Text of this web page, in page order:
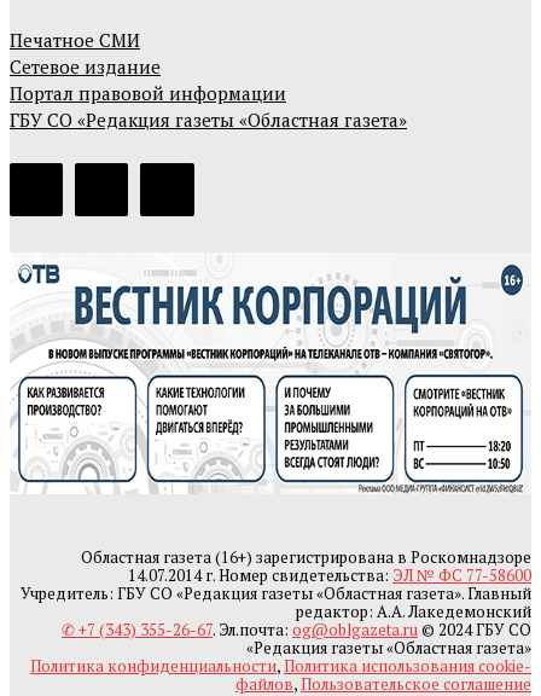
Печатное СМИ
Сетевое издание
Портал правовой информации
ГБУ СО «Редакция газеты «Областная газета»
Областная газета (16+) зарегистрирована в Роскомнадзоре
14.07.2014 г. Номер свидетельства: ЭЛ № ФС 77-58600
Учредитель: ГБУ СО «Редакция газеты «Областная газета». Главный
редактор: А.А. Лакедемонский
✆ +7 (343) 355-26-67. Эл.почта: og@oblgazeta.ru© 2024 ГБУ СО
«Редакция газеты «Областная газета»
Политика конфиденциальности,Политика использования cookie-
файлов,Пользовательское соглашение